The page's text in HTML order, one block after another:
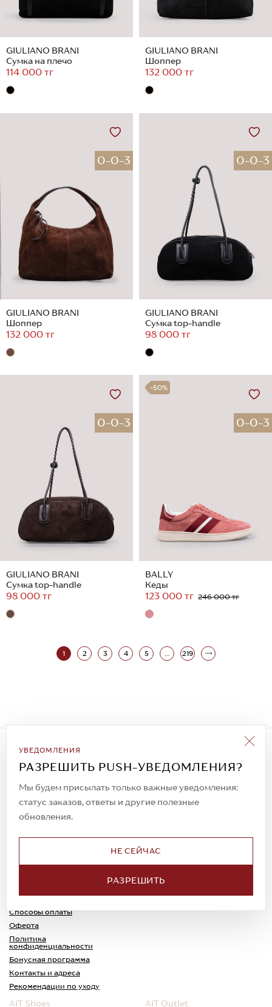
GIULIANO BRANI
Сумка на плечо
114 000 тг
GIULIANO BRANI
Шоппер
132 000 тг
0-0-3
GIULIANO BRANI
Шоппер
132 000 тг
0-0-3
GIULIANO BRANI
Сумка top-handle
98 000 тг
0-0-3
GIULIANO BRANI
Сумка top-handle
98 000 тг
-50%
0-0-3
BALLY
Кеды
123 000 тг 246 000 тг
1 2 3 4 5 ... 219
УВЕДОМЛЕНИЯ
РАЗРЕШИТЬ PUSH-УВЕДОМЛЕНИЯ?
Мы будем присылать только важные уведомления:
статус заказов, ответы и другие полезные
обновления.
НЕ СЕЙЧАС
РАЗРЕШИТЬ
Подписаться на рассылку
Всегда будьте в курсе новых акций и
спецпредложений!
© 2023. AIT Shoes
Все права защищены
Доставка
Способы оплаты
Оферта
Политика
конфиденциальности
Обмен и возврат
Каспи-Ред
Бонусная программа
Контакты и адреса
Рекомендации по уходу
AIT Shoes AIT Outlet